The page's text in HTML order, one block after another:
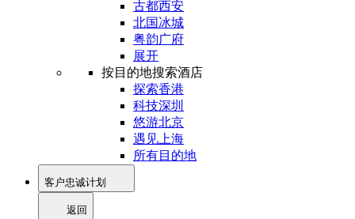
古都西安
北国冰城
粤韵广府
展开
按目的地搜索酒店
探索香港
科技深圳
悠游北京
遇见上海
所有目的地
客户忠诚计划
返回